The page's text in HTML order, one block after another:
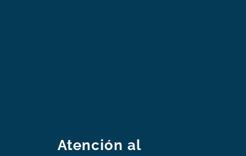
Atención al